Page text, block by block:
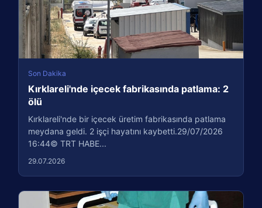
Son Dakika
Kırklareli'nde içecek fabrikasında patlama: 2
ölü
Kırklareli'nde bir içecek üretim fabrikasında patlama
meydana geldi. 2 işçi hayatını kaybetti.29/07/2026
16:44© TRT HABE...
29.07.2026